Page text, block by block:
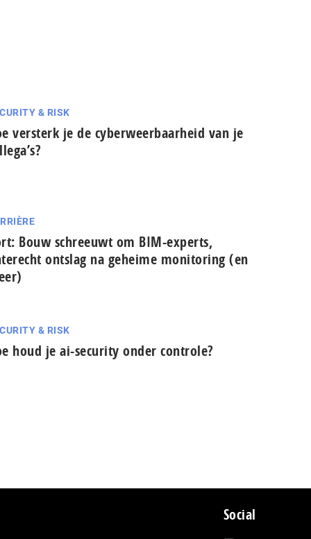
& RISK
versterk je de cyberweerbaarheid van je
Bouw schreeuwt om BIM-experts,
ontslag na geheime monitoring (en
& RISK
houd je ai-security onder controle?
Social